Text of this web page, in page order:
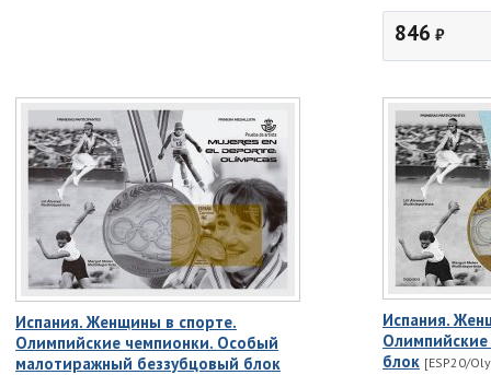
846 ₽
Испания. Женщины в спорте.
Олимпийские чемпионки. Особый
малотиражный беззубцовый блок
Испания.
блок [ESP20/